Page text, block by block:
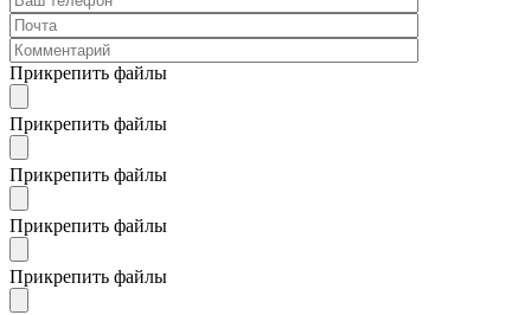
Прикрепить файлы
Прикрепить файлы
Прикрепить файлы
Прикрепить файлы
Прикрепить файлы